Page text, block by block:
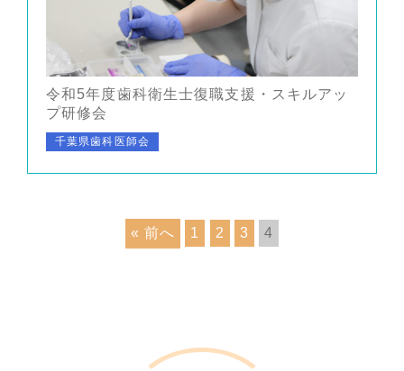
令和5年度歯科衛生士復職支援・スキルアッ
プ研修会
千葉県歯科医師会
« 前へ 1 2 3 4